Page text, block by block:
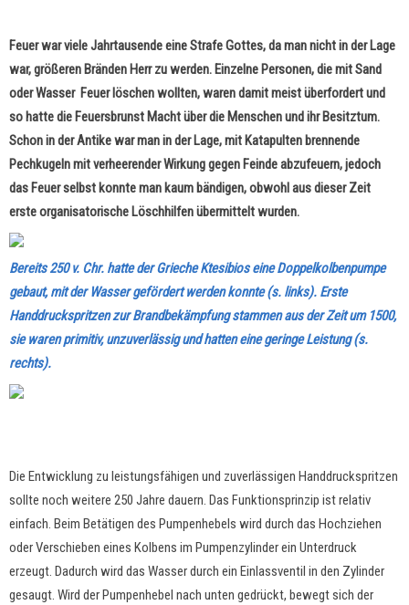
Feuer war viele Jahrtausende eine Strafe Gottes, da man nicht in der Lage
war, größeren Bränden Herr zu werden. Einzelne Personen, die mit Sand
oder Wasser Feuer löschen wollten, waren damit meist überfordert und
so hatte die Feuersbrunst Macht über die Menschen und ihr Besitztum.
Schon in der Antike war man in der Lage, mit Katapulten brennende
Pechkugeln mit verheerender Wirkung gegen Feinde abzufeuern, jedoch
das Feuer selbst konnte man kaum bändigen, obwohl aus dieser Zeit
erste organisatorische Löschhilfen übermittelt wurden.
Bereits 250 v. Chr. hatte der Grieche Ktesibios eine Doppelkolbenpumpe
gebaut, mit der Wasser gefördert werden konnte (s. links). Erste
Handdruckspritzen zur Brandbekämpfung stammen aus der Zeit um 1500,
sie waren primitiv, unzuverlässig und hatten eine geringe Leistung (s.
rechts).
Die Entwicklung zu leistungsfähigen und zuverlässigen Handdruckspritzen
sollte noch weitere 250 Jahre dauern. Das Funktionsprinzip ist relativ
einfach. Beim Betätigen des Pumpenhebels wird durch das Hochziehen
oder Verschieben eines Kolbens im Pumpenzylinder ein Unterdruck
erzeugt. Dadurch wird das Wasser durch ein Einlassventil in den Zylinder
gesaugt. Wird der Pumpenhebel nach unten gedrückt, bewegt sich der